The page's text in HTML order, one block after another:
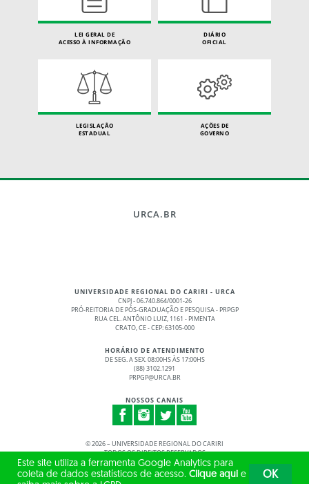
LEI GERAL DE
ACESSO À INFORMAÇÃO
DIÁRIO
OFICIAL
LEGISLAÇÃO
ESTADUAL
AÇÕES DE
GOVERNO
URCA.BR
UNIVERSIDADE REGIONAL DO CARIRI - URCA
CNPJ - 06.740.864/0001-26
PRÓ-REITORIA DE PÓS-GRADUAÇÃO E PESQUISA - PRPGP
RUA CEL. ANTÔNIO LUIZ, 1161 - PIMENTA
CRATO, CE - CEP: 63105-000
HORÁRIO DE ATENDIMENTO
DE SEG. A SEX. 08:00HS ÀS 17:00HS
(88) 3102.1291
PRPGP@URCA.BR
NOSSOS CANAIS
©2026 – UNIVERSIDADE REGIONAL DO CARIRI
TODOS OS DIREITOS RESERVADOS
Este site utiliza a ferramenta Google Analytics para
coleta de dados estatísticos de acesso. Clique aqui e
OK